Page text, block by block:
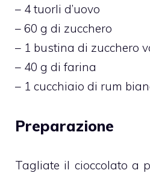
– 4 tuorli d’uovo
– 60 g di zucchero
– 1 bustina di zucchero
– 40 g di farina
– 1 cucchiaio di rum
Preparazione
Tagliate il cioccolato a